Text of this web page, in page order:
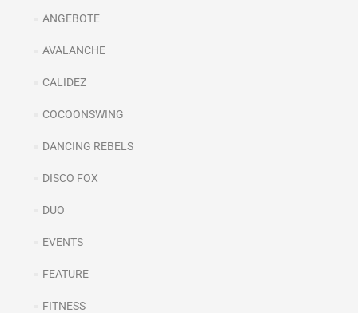
ANGEBOTE
AVALANCHE
CALIDEZ
COCOONSWING
DANCING REBELS
DISCO FOX
DUO
EVENTS
FEATURE
FITNESS